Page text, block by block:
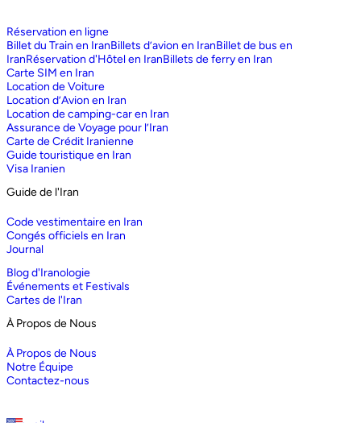
Réservation en ligne
Billet du Train en IranBillets d’avion en IranBillet de bus en
IranRéservation d'Hôtel en IranBillets de ferry en Iran
Carte SIM en Iran
Location de Voiture
Location d’Avion en Iran
Location de camping-car en Iran
Assurance de Voyage pour l’Iran
Carte de Crédit Iranienne
Guide touristique en Iran
Visa Iranien
Guide de l'Iran
Code vestimentaire en Iran
Congés officiels en Iran
Journal
Blog d'Iranologie
Événements et Festivals
Cartes de l'Iran
À Propos de Nous
À Propos de Nous
Notre Équipe
Contactez-nous